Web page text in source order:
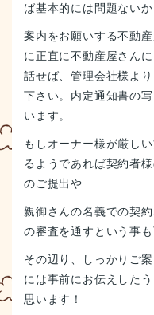
ば基本的には問題ないか
案内をお願いする不動
に正直に不動産屋さんに
話せば、管理会社様よ
下さい。内定通知書の
います。
もしオーナー様が厳し
るようであれば契約者
のご提出や
親御さんの名義での契
の審査を通すという事も
その辺り、しっかりご
には事前にお伝えした
思います！